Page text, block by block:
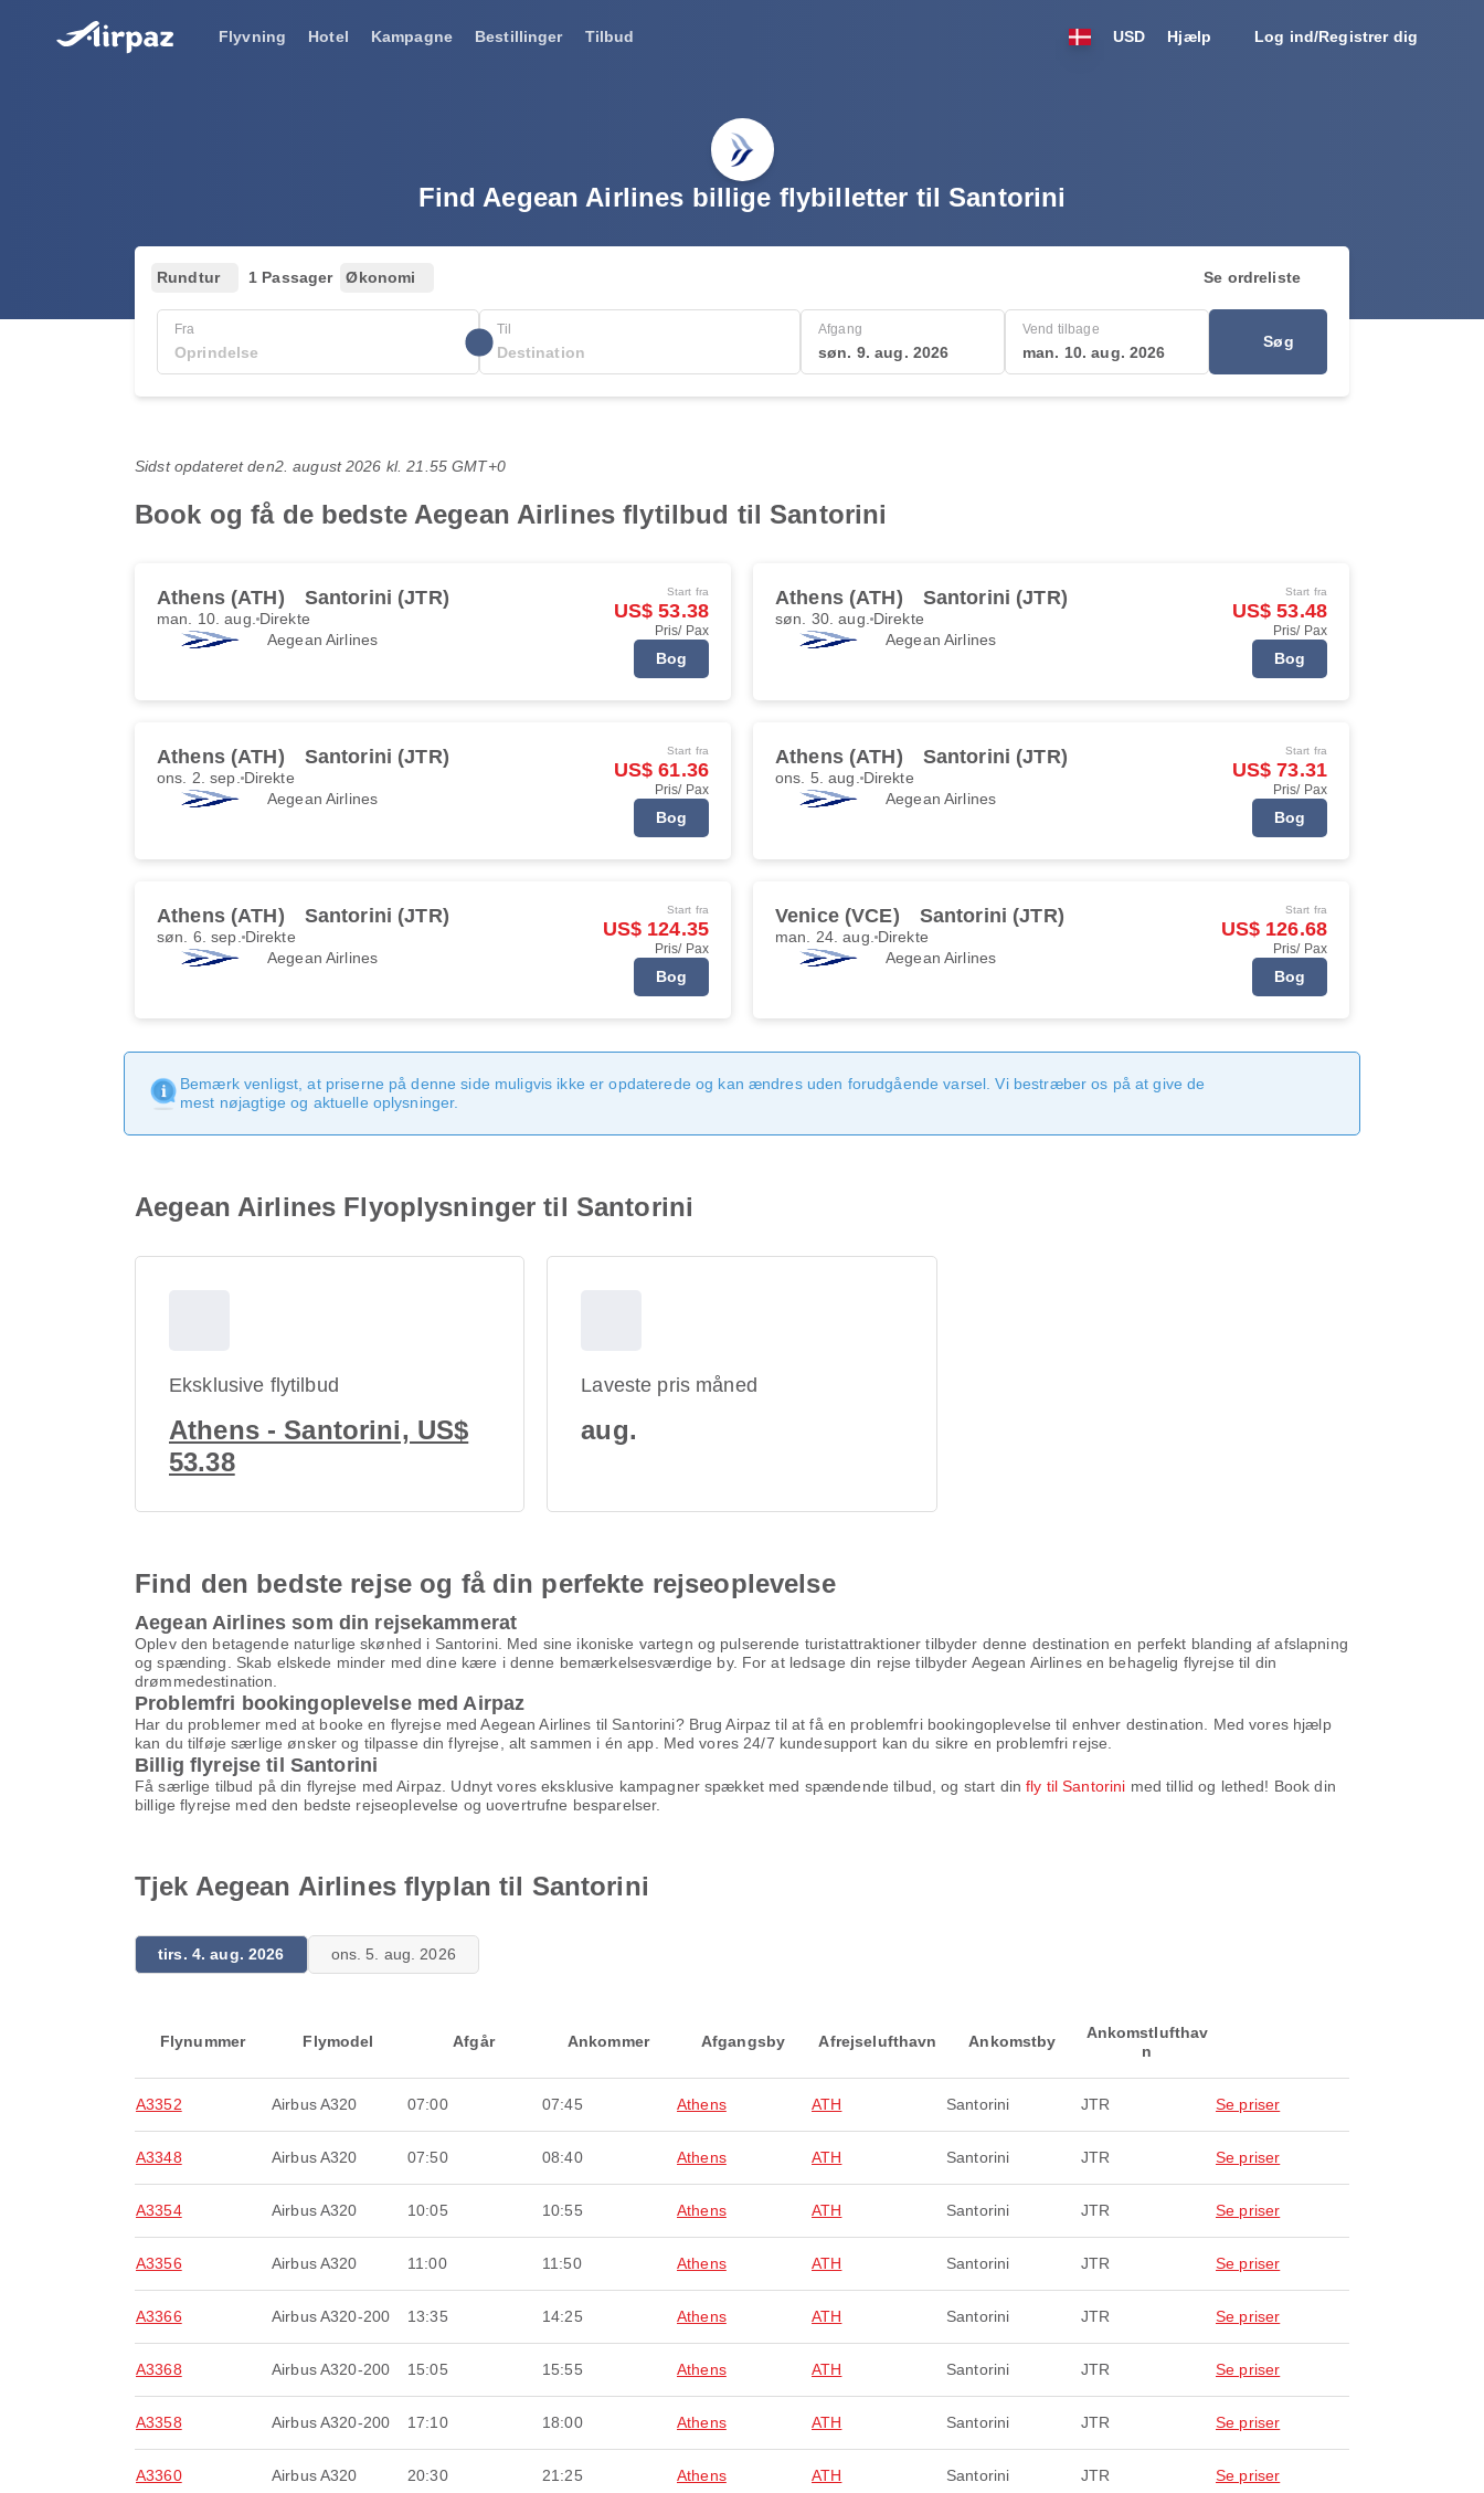
Flyvning Hotel Kampagne Bestillinger Tilbud USD Hjælp Log ind/Registrer dig
Find Aegean Airlines billige flybilletter til Santorini
Rundtur 1 Passager Økonomi Se ordreliste
Fra Til Afgang
søn. 9. aug. 2026
Vend tilbage
man. 10. aug. 2026
Søg
Sidst opdateret den2. august 2026 kl. 21.55 GMT+0
Book og få de bedste Aegean Airlines flytilbud til Santorini
Athens (ATH) Santorini (JTR)
man. 10. aug. Direkte
Aegean Airlines
Start fra
US$ 53.38
Pris/ Pax
Bog
Athens (ATH) Santorini (JTR)
søn. 30. aug. Direkte
Aegean Airlines
Start fra
US$ 53.48
Pris/ Pax
Bog
Athens (ATH) Santorini (JTR)
ons. 2. sep. Direkte
Aegean Airlines
Start fra
US$ 61.36
Pris/ Pax
Bog
Athens (ATH) Santorini (JTR)
ons. 5. aug. Direkte
Aegean Airlines
Start fra
US$ 73.31
Pris/ Pax
Bog
Athens (ATH) Santorini (JTR)
søn. 6. sep. Direkte
Aegean Airlines
Start fra
US$ 124.35
Pris/ Pax
Bog
Venice (VCE) Santorini (JTR)
man. 24. aug. Direkte
Aegean Airlines
Start fra
US$ 126.68
Pris/ Pax
Bog
Bemærk venligst, at priserne på denne side muligvis ikke er opdaterede og kan ændres uden forudgående varsel. Vi bestræber os på at give de
mest nøjagtige og aktuelle oplysninger.
Aegean Airlines Flyoplysninger til Santorini
Eksklusive flytilbud
Athens - Santorini, US$
53.38
Laveste pris måned
aug.
Find den bedste rejse og få din perfekte rejseoplevelse
Aegean Airlines som din rejsekammerat
Oplev den betagende naturlige skønhed i Santorini. Med sine ikoniske vartegn og pulserende turistattraktioner tilbyder denne destination en perfekt blanding af afslapning
og spænding. Skab elskede minder med dine kære i denne bemærkelsesværdige by. For at ledsage din rejse tilbyder Aegean Airlines en behagelig flyrejse til din
drømmedestination.
Problemfri bookingoplevelse med Airpaz
Har du problemer med at booke en flyrejse med Aegean Airlines til Santorini? Brug Airpaz til at få en problemfri bookingoplevelse til enhver destination. Med vores hjælp
kan du tilføje særlige ønsker og tilpasse din flyrejse, alt sammen i én app. Med vores 24/7 kundesupport kan du sikre en problemfri rejse.
Billig flyrejse til Santorini
Få særlige tilbud på din flyrejse med Airpaz. Udnyt vores eksklusive kampagner spækket med spændende tilbud, og start dinfly til Santorini med tillid og lethed! Book din
billige flyrejse med den bedste rejseoplevelse og uovertrufne besparelser.
Tjek Aegean Airlines flyplan til Santorini
tirs. 4. aug. 2026 ons. 5. aug. 2026
Flynummer Flymodel Afgår Ankommer Afgangsby Afrejselufthavn Ankomstby
Ankomstlufthav
n
A3352 Airbus A320 07:00 07:45 Athens ATH Santorini JTR Se priser
A3348 Airbus A320 07:50 08:40 Athens ATH Santorini JTR Se priser
A3354 Airbus A320 10:05 10:55 Athens ATH Santorini JTR Se priser
A3356 Airbus A320 11:00 11:50 Athens ATH Santorini JTR Se priser
A3366 Airbus A320-200 13:35 14:25 Athens ATH Santorini JTR Se priser
A3368 Airbus A320-200 15:05 15:55 Athens ATH Santorini JTR Se priser
A3358 Airbus A320-200 17:10 18:00 Athens ATH Santorini JTR Se priser
A3360 Airbus A320 20:30 21:25 Athens ATH Santorini JTR Se priser